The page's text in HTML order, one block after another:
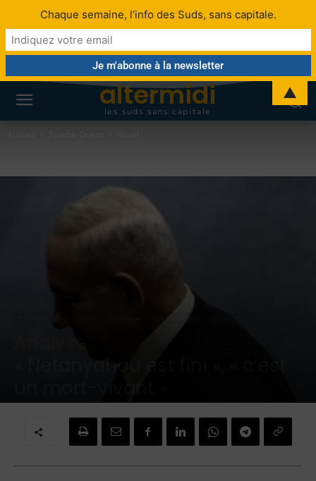
altermidi
les suds sans capitale
Moyen-Orient
Chaque semaine, l’info des Suds, sans capitale.
▲